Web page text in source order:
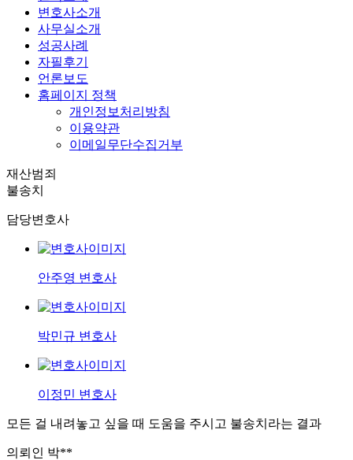
변호사소개
사무실소개
성공사례
자필후기
언론보도
홈페이지 정책
개인정보처리방침
이용약관
이메일무단수집거부
재산범죄
불송치
담당변호사
안주영 변호사
박민규 변호사
이정민 변호사
모든 걸 내려놓고 싶을 때 도움을 주시고 불송치라는 결과
의뢰인 박**